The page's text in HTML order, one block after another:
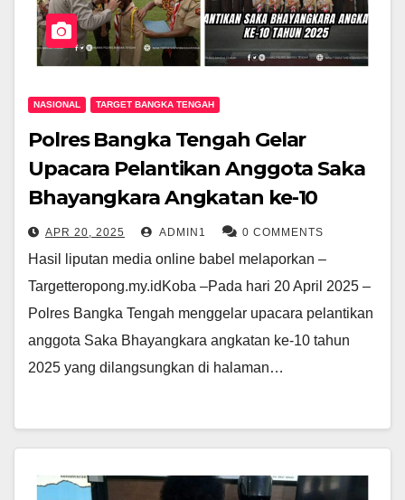
NASIONAL TARGET BANGKA TENGAH
Polres Bangka Tengah Gelar
Upacara Pelantikan Anggota Saka
Bhayangkara Angkatan ke-10
APR 20, 2025 ADMIN1 0 COMMENTS
Hasil liputan media online babel melaporkan –
Targetteropong.my.idKoba –Pada hari 20 April 2025 –
Polres Bangka Tengah menggelar upacara pelantikan
anggota Saka Bhayangkara angkatan ke-10 tahun
2025 yang dilangsungkan di halaman…